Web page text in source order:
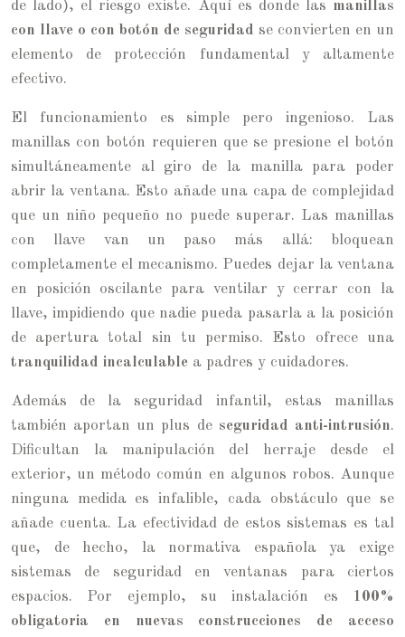
de lado), el riesgo existe. Aquí es donde las manillas
con llave o con botón de seguridad se convierten en un
elemento de protección fundamental y altamente
efectivo.
El funcionamiento es simple pero ingenioso. Las
manillas con botón requieren que se presione el botón
simultáneamente al giro de la manilla para poder
abrir la ventana. Esto añade una capa de complejidad
que un niño pequeño no puede superar. Las manillas
con llave van un paso más allá: bloquean
completamente el mecanismo. Puedes dejar la ventana
en posición oscilante para ventilar y cerrar con la
llave, impidiendo que nadie pueda pasarla a la posición
de apertura total sin tu permiso. Esto ofrece una
tranquilidad incalculable a padres y cuidadores.
Además de la seguridad infantil, estas manillas
también aportan un plus de seguridad anti-intrusión.
Dificultan la manipulación del herraje desde el
exterior, un método común en algunos robos. Aunque
ninguna medida es infalible, cada obstáculo que se
añade cuenta. La efectividad de estos sistemas es tal
que, de hecho, la normativa española ya exige
sistemas de seguridad en ventanas para ciertos
espacios. Por ejemplo, su instalación es
100%
obligatoria en nuevas construcciones de acceso